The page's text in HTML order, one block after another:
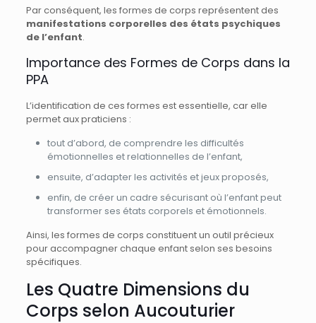
Par conséquent, les formes de corps représentent des
manifestations corporelles des états psychiques
de l’enfant.
Importance des Formes de Corps dans la
PPA
L’identification de ces formes est essentielle, car elle
permet aux praticiens :
tout d’abord, de comprendre les difficultés
émotionnelles et relationnelles de l’enfant,
ensuite, d’adapter les activités et jeux proposés,
enfin, de créer un cadre sécurisant où l’enfant peut
transformer ses états corporels et émotionnels.
Ainsi, les formes de corps constituent un outil précieux
pour accompagner chaque enfant selon ses besoins
spécifiques.
Les Quatre Dimensions du
Corps selon Aucouturier